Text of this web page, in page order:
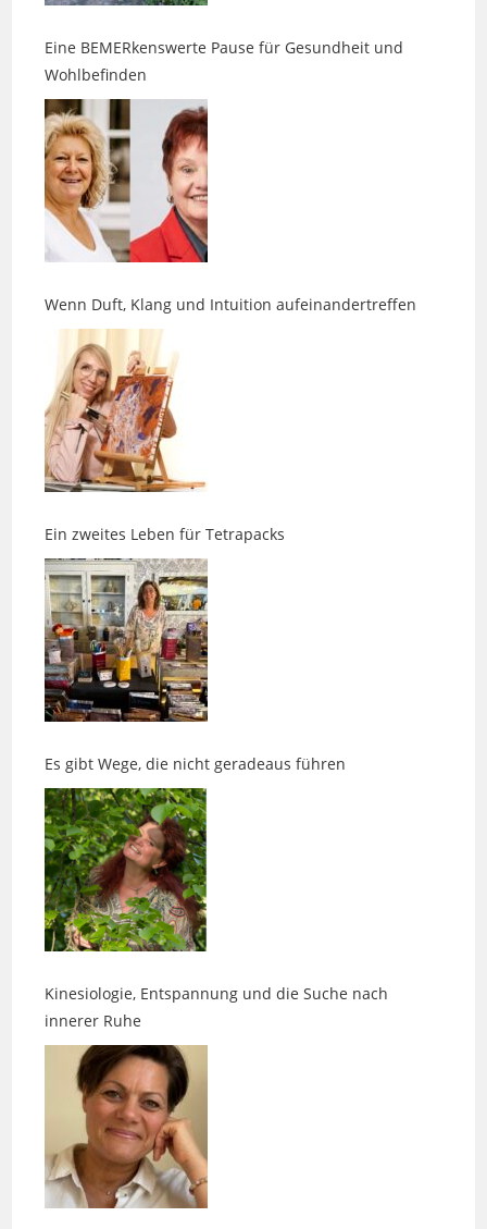
Wenn Duft, Klang und Intuition aufeinandertreffen
Ein zweites Leben für Tetrapacks
Es gibt Wege, die nicht geradeaus führen
Kinesiologie, Entspannung und die Suche nach
Zwischen Karten, Klarheit und Kosmetik mit Anspruch